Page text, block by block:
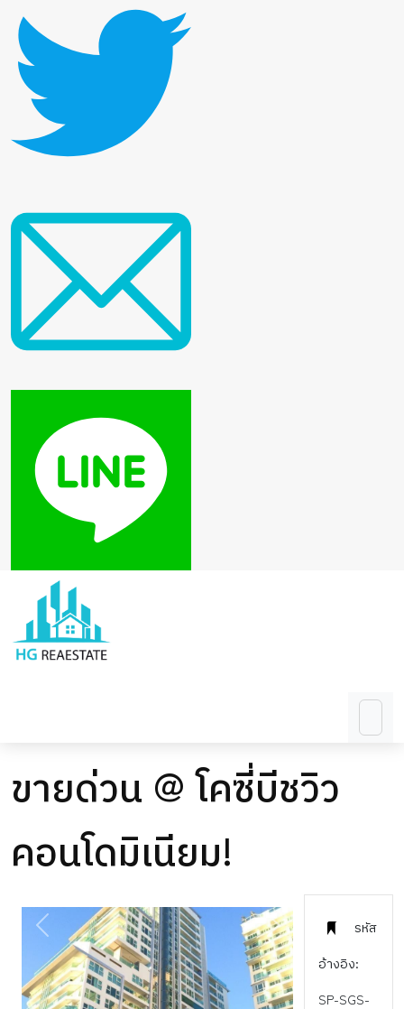
ขายด่วน @ โคซี่บีชวิว
คอนโดมิเนียม!
รหัส
อ้างอิง:
SP-SGS-
PREVIOUS NEXT